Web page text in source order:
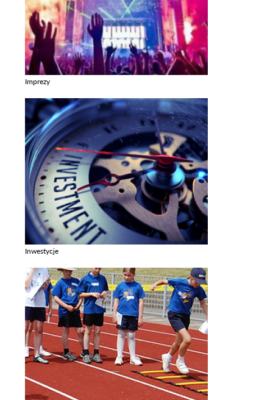
Imprezy
Inwestycje